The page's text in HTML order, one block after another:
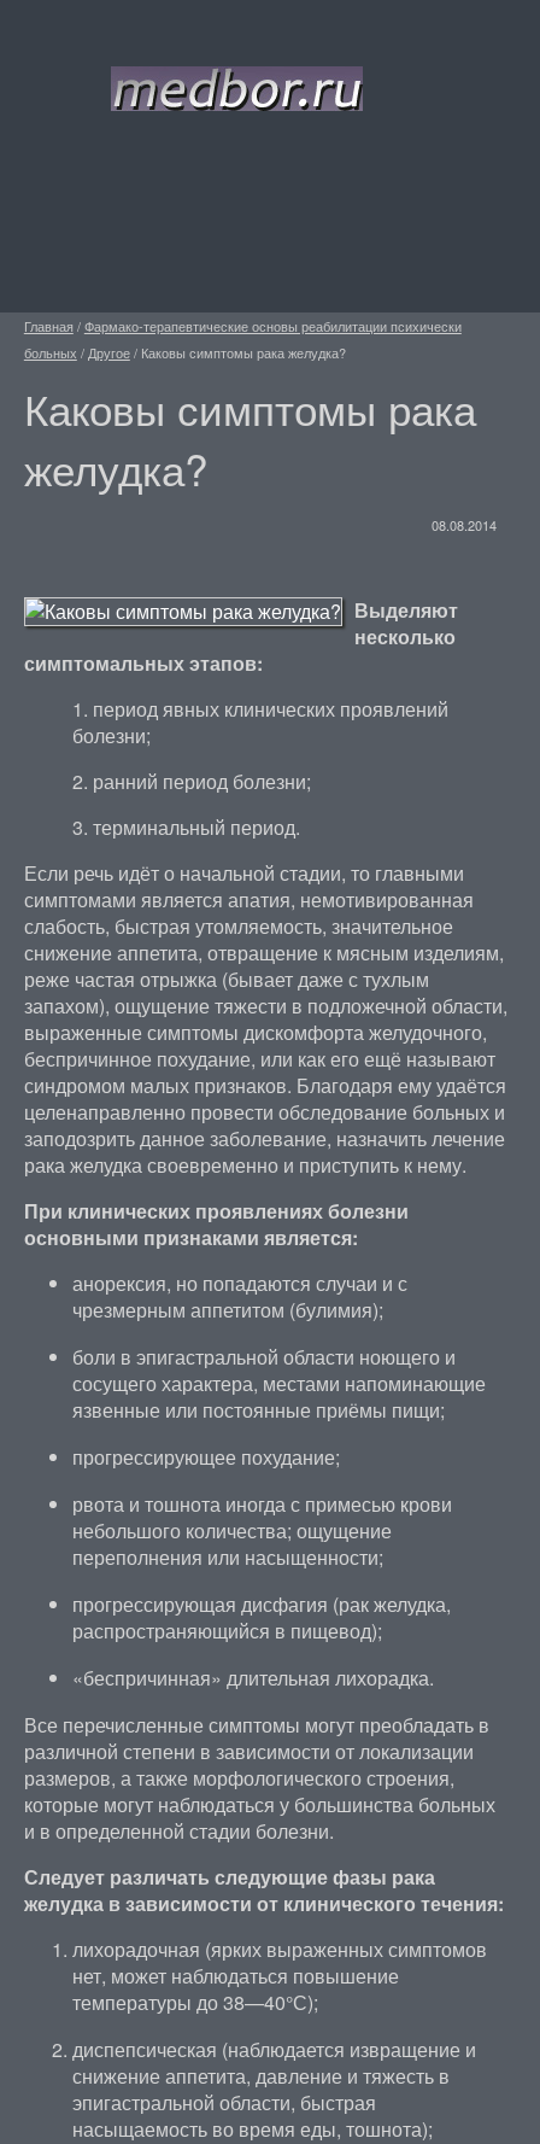
Главная /Фармако-терапевтические основы реабилитации психически
больных / Другое/ Каковы симптомы рака желудка?
Каковы симптомы рака
желудка?
08.08.2014
Выделяют
несколько
симптомальных этапов:
1. период явных клинических проявлений
болезни;
2. ранний период болезни;
3. терминальный период.
Если речь идёт о начальной стадии, то главными
симптомами является апатия, немотивированная
слабость, быстрая утомляемость, значительное
снижение аппетита, отвращение к мясным изделиям,
реже частая отрыжка (бывает даже с тухлым
запахом), ощущение тяжести в подложечной области,
выраженные симптомы дискомфорта желудочного,
беспричинное похудание, или как его ещё называют
синдромом малых признаков. Благодаря ему удаётся
целенаправленно провести обследование больных и
заподозрить данное заболевание, назначить лечение
рака желудка своевременно и приступить к нему.
При клинических проявлениях болезни
основными признаками является:
анорексия, но попадаются случаи и с
чрезмерным аппетитом (булимия);
боли в эпигастральной области ноющего и
сосущего характера, местами напоминающие
язвенные или постоянные приёмы пищи;
прогрессирующее похудание;
рвота и тошнота иногда с примесью крови
небольшого количества; ощущение
переполнения или насыщенности;
прогрессирующая дисфагия (рак желудка,
распространяющийся в пищевод);
«беспричинная» длительная лихорадка.
Все перечисленные симптомы могут преобладать в
различной степени в зависимости от локализации
размеров, а также морфологического строения,
которые могут наблюдаться у большинства больных
и в определенной стадии болезни.
Следует различать следующие фазы рака
желудка в зависимости от клинического течения:
лихорадочная (ярких выраженных симптомов
нет, может наблюдаться повышение
температуры до 38—40°С);
диспепсическая (наблюдается извращение и
снижение аппетита, давление и тяжесть в
эпигастральной области, быстрая
насыщаемость во время еды, тошнота);